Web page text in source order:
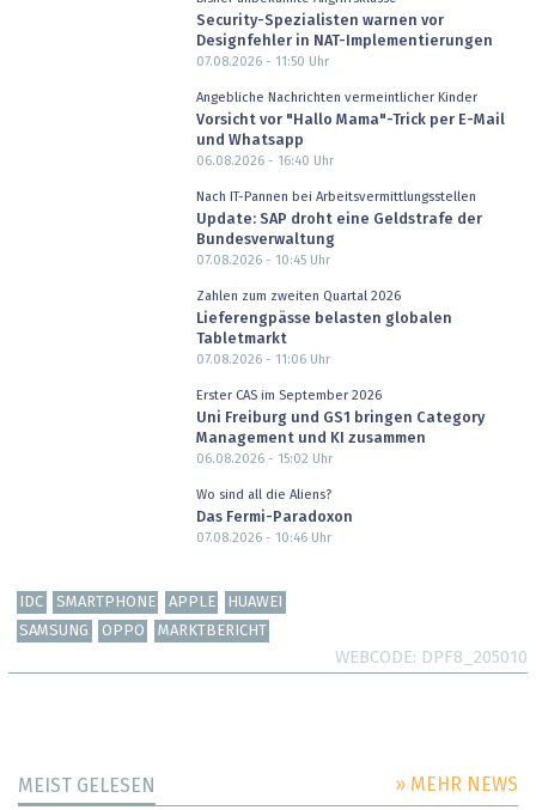
Security-Spezialisten warnen vor
Designfehler in NAT-Implementierungen
07.08.2026 - 11:50 Uhr
Angebliche Nachrichten vermeintlicher Kinder
Vorsicht vor "Hallo Mama"-Trick per E-Mail
und Whatsapp
06.08.2026 - 16:40 Uhr
Nach IT-Pannen bei Arbeitsvermittlungsstellen
Update: SAP droht eine Geldstrafe der
Bundesverwaltung
07.08.2026 - 10:45Uhr
Zahlen zum zweiten Quartal 2026
Lieferengpässe belasten globalen
Tabletmarkt
07.08.2026 - 11:06Uhr
Erster CAS im September 2026
Uni Freiburg und GS1 bringen Category
Management und KI zusammen
06.08.2026 - 15:02 Uhr
Wo sind all die Aliens?
Das Fermi-Paradoxon
07.08.2026 - 10:46Uhr
IDC SMARTPHONE APPLE
HUAWEI
SAMSUNG
OPPO MARKTBERICHT
WEBCODE DPF8_205010
MEIST GELESEN » MEHR NEWS